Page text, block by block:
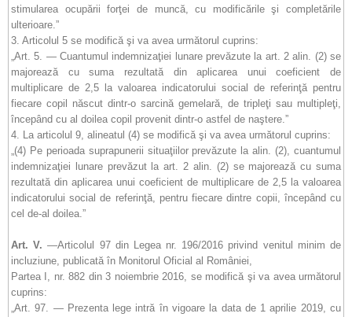
stimularea ocupării forţei de muncă, cu modificările şi completările
ulterioare.”
3. Articolul 5 se modifică şi va avea următorul cuprins:
„Art. 5. — Cuantumul indemnizaţiei lunare prevăzute la art. 2 alin. (2) se
majorează cu suma rezultată din aplicarea unui coeficient de
multiplicare de 2,5 la valoarea indicatorului social de referinţă pentru
fiecare copil născut dintr-o sarcină gemelară, de tripleţi sau multipleţi,
începând cu al doilea copil provenit dintr-o astfel de naştere.”
4. La articolul 9, alineatul (4) se modifică şi va avea următorul cuprins:
„(4) Pe perioada suprapunerii situaţiilor prevăzute la alin. (2), cuantumul
indemnizaţiei lunare prevăzut la art. 2 alin. (2) se majorează cu suma
rezultată din aplicarea unui coeficient de multiplicare de 2,5 la valoarea
indicatorului social de referinţă, pentru fiecare dintre copii, începând cu
cel de-al doilea.”
Art. V. —Articolul 97 din Legea nr. 196/2016 privind venitul minim de
incluziune, publicată în Monitorul Oficial al României,
Partea I, nr. 882 din 3 noiembrie 2016, se modifică şi va avea următorul
cuprins:
„Art. 97. — Prezenta lege intră în vigoare la data de 1 aprilie 2019, cu